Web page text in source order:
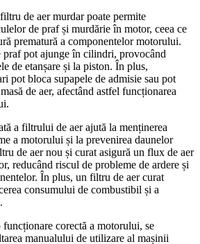
de aer murdar poate permite
de praf și murdărie în motor, ceea ce
prematură a componentelor motorului.
praf pot ajunge în cilindri, provocând
de etanșare și la piston. În plus,
pot bloca supapele de admisie sau pot
de aer, afectând astfel funcționarea
a filtrului de aer ajută la menținerea
a motorului și la prevenirea daunelor
de aer nou și curat asigură un flux de aer
reducând riscul de probleme de ardere și
În plus, un filtru de aer curat
consumului de combustibil și a
funcționare corectă a motorului, se
manualului de utilizare al mașinii